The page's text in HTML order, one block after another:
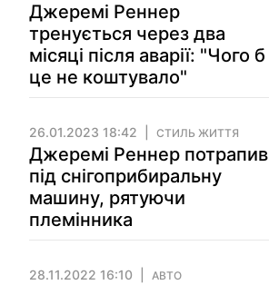
Джеремі Реннер
тренується через два
місяці після аварії: "Чого б
це не коштувало"
26.01.2023 18:42 СТИЛЬ ЖИТТЯ
Джеремі Реннер потрапив
під снігоприбиральну
машину, рятуючи
племінника
28.11.2022 16:10 АВТО